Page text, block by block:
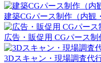
建築CGパース制作（内観
広告・販促用 CGパース制
3Dスキャン・現場調査代